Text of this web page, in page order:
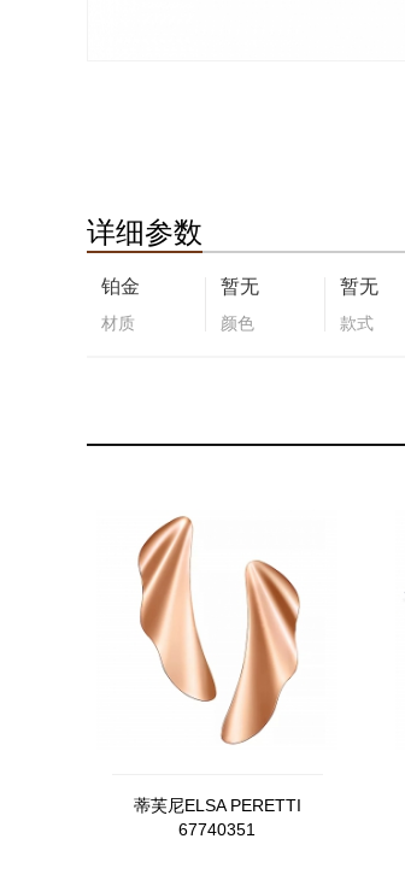
详细参数
铂金
材质
暂无
颜色
暂无
款式
蒂芙尼ELSA PERETTI
67740351